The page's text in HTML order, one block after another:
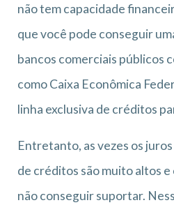
não tem capacidade
que você pode conseguir
bancos comerciais públicos
como Caixa Econômica
linha exclusiva de créditos
Entretanto, as vezes os
de créditos são muito altos
não conseguir suportar.